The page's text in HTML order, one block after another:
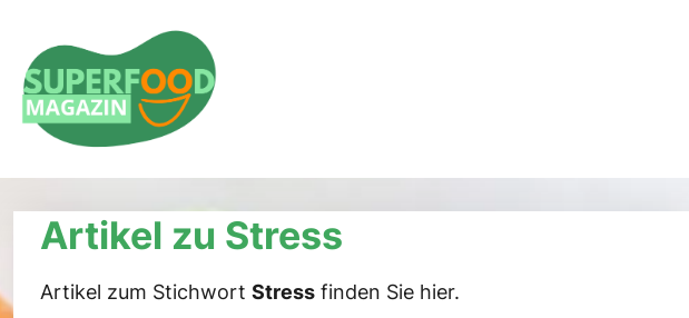
Interviews & Stories
Experten, Food-Blogger,
Erfolgsgeschichten
Artikel zu Stress
Artikel zum Stichwort Stress finden Sie hier.